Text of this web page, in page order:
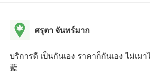
ศรุตา จันทร์มาก
บริการดี เป็นกันเอง ราคาก็กันเอง ไม่เม
藍